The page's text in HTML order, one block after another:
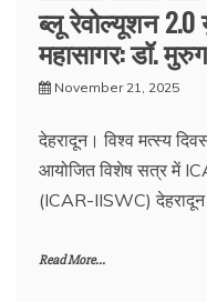
ब्लू रेवोल्यूशन
महासागर: डॉ.
November 21, 2025
देहरादून। विश्व मत्स्य
आयोजित विशेष सत्र में
(ICAR-IISWC) देहरादून
Read More...